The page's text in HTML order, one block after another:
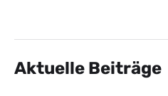
Aktuelle Beiträge